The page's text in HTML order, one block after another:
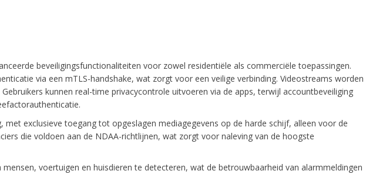
beveiligingsfunctionaliteiten voor zowel residentiële als commerciële toepassingen.
via een mTLS-handshake, wat zorgt voor een veilige verbinding. Videostreams worden
kunnen real-time privacycontrole uitvoeren via de apps, terwijl accountbeveiliging
exclusieve toegang tot opgeslagen mediagegevens op de harde schijf, alleen voor de
die voldoen aan de NDAA-richtlijnen, wat zorgt voor naleving van de hoogste
voertuigen en huisdieren te detecteren, wat de betrouwbaarheid van alarmmeldingen